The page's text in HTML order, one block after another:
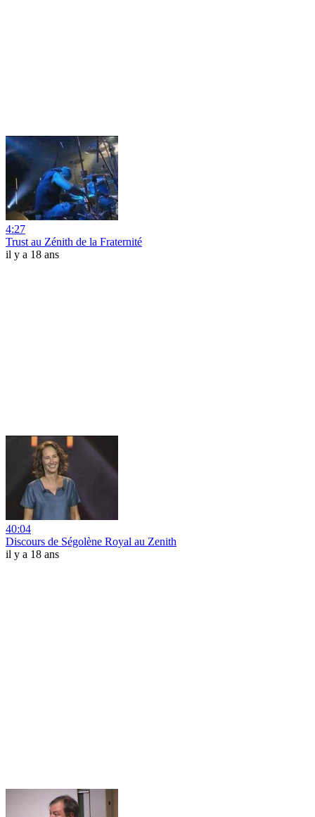
4:27
Trust au Zénith de la Fraternité
il y a 18 ans
40:04
Discours de Ségolène Royal au Zenith
il y a 18 ans